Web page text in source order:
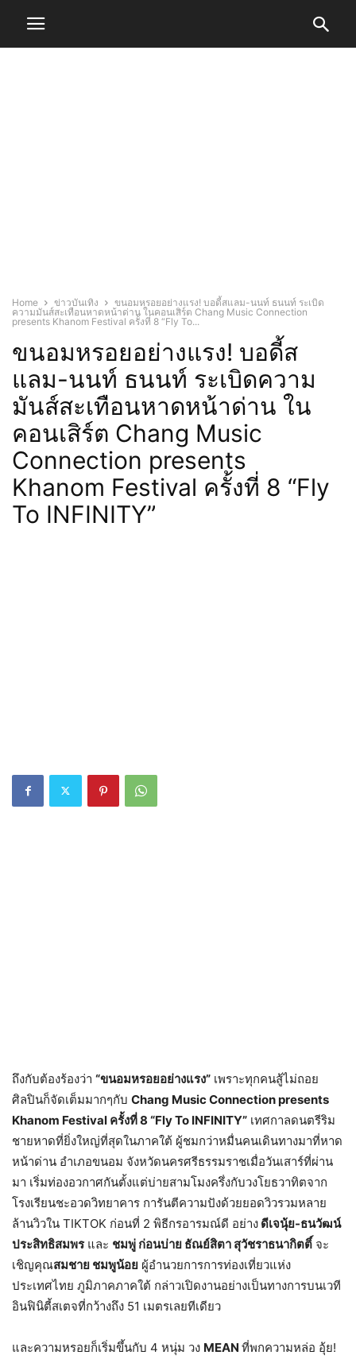
Home ข่าวบันเทิง
ขนอมหรอยอย่างแรง! บอดี้สแลม-นนท์ ธนนท์ ระเบิด
ความมันส์สะเทือนหาดหน้าด่าน ในคอนเสิร์ต Chang Music Connection
presents Khanom Festival ครั้งที่ 8 “Fly To...
ขนอมหรอยอย่างแรง! บอดี้ส
แลม-นนท์ ธนนท์ ระเบิดความ
มันส์สะเทือนหาดหน้าด่าน ใน
คอนเสิร์ต Chang Music
Connection presents
Khanom Festival ครั้งที่ 8 “Fly
To INFINITY”
ถึงกับต้องร้องว่า “ขนอมหรอยอย่างแรง” เพราะทุกคนสู้ไม่ถอย
ศิลปินก็จัดเต็มมากๆกับ Chang Music Connection presents
Khanom Festival ครั้งที่ 8 “Fly To INFINITY” เทศกาลดนตรีริม
ชายหาดที่ยิ่งใหญ่ที่สุดในภาคใต้ ผู้ชมกว่าหมื่นคนเดินทางมาที่หาด
หน้าด่าน อำเภอขนอม จังหวัดนครศรีธรรมราชเมื่อวันเสาร์ที่ผ่าน
มา เริ่มท่องอวกาศกันตั้งแต่บ่ายสามโมงครึ่งกับวงโยธวาทิตจาก
โรงเรียนชะอวดวิทยาคาร การันตีความปังด้วยยอดวิวรวมหลาย
ล้านวิวใน TIKTOK ก่อนที่ 2 พิธีกรอารมณ์ดี อย่าง ดีเจนุ้ย-ธนวัฒน์
ประสิทธิสมพรและ ชมพู่ ก่อนบ่าย ธัณย์สิตา สุวัชราธนากิตติ์ จะ
เชิญคุณสมชาย ชมพูน้อย ผู้อำนวยการการท่องเที่ยวแห่ง
ประเทศไทย ภูมิภาคภาคใต้ กล่าวเปิดงานอย่างเป็นทางการบนเวที
อินฟินิตี้สเตจที่กว้างถึง 51 เมตรเลยทีเดียว
และความหรอยก็เริ่มขึ้นกับ 4 หนุ่ม วง MEAN ที่พกความหล่อ อุ้ย!